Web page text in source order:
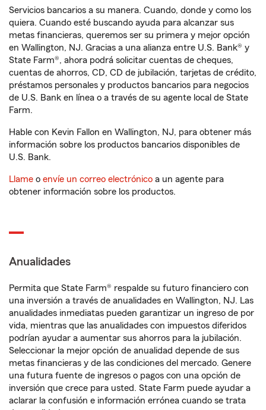
Servicios bancarios a su manera. Cuando, donde y como los
quiera. Cuando esté buscando ayuda para alcanzar sus
metas financieras, queremos ser su primera y mejor opción
en Wallington, NJ. Gracias a una alianza entre U.S. Bank® y
State Farm®, ahora podrá solicitar cuentas de cheques,
cuentas de ahorros, CD, CD de jubilación, tarjetas de crédito,
préstamos personales y productos bancarios para negocios
de U.S. Bank en línea o a través de su agente local de State
Farm.
Hable con Kevin Fallon en Wallington, NJ, para obtener más
información sobre los productos bancarios disponibles de
U.S. Bank.
Llame o envíe un correo electrónico a un agente para
obtener información sobre los productos.
Anualidades
Permita que State Farm® respalde su futuro financiero con
una inversión a través de anualidades en Wallington, NJ. Las
anualidades inmediatas pueden garantizar un ingreso de por
vida, mientras que las anualidades con impuestos diferidos
podrían ayudar a aumentar sus ahorros para la jubilación.
Seleccionar la mejor opción de anualidad depende de sus
metas financieras y de las condiciones del mercado. Genere
una futura fuente de ingresos o pagos con una opción de
inversión que crece para usted. State Farm puede ayudar a
aclarar la confusión e información errónea cuando se trata